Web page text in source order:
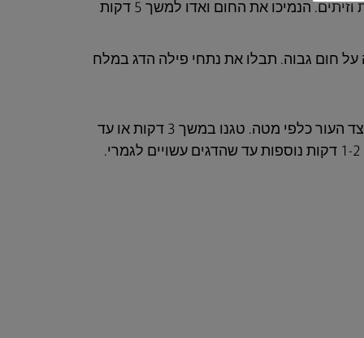
הנמיכו את החום ואדו למשך 5 דקות
חום גבוה. תבלו את נתחי פילה הדג במלח
הוסיפו בזהירות את נתחי הפילה למחבר, עם צד העור כלפי מטה. טגנו במשך 3 דקות או עד